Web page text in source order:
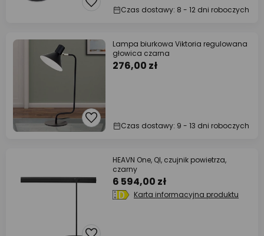
Czas dostawy: 8 - 12 dni roboczych
Lampa biurkowa Viktoria regulowana
głowica czarna
276,00 zł
Czas dostawy: 9 - 13 dni roboczych
HEAVN One, QI, czujnik powietrza,
czarny
6 594,00 zł
Karta informacyjna produktu